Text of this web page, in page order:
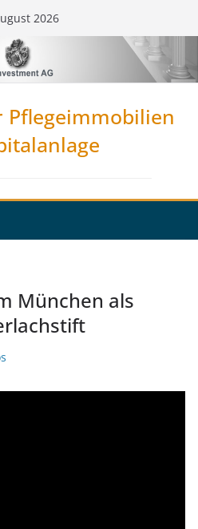
2026
Pflegeimmobilien
München als